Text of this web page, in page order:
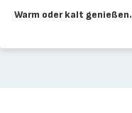
Warm oder kalt genießen.